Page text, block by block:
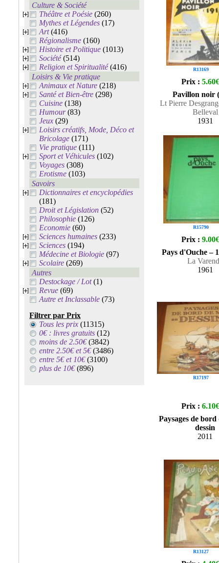
Culture & Société
Théâtre et Poésie (260)
Mythes et Légendes (17)
Art(416)
Régionalisme (160)
Histoire et Politique (1013)
Société(514)
Religion et Spiritualité(416)
Loisirs & Vie pratique
Animaux et Nature (218)
Santé et Bien-être (298)
Cuisine (138)
Humour(83)
Jeux (29)
Loisirs créatifs, Mode, Déco et
Bricolage (171)
Vie pratique (111)
Sport et Véhicules (102)
Voyages (308)
Erotisme (103)
Savoirs
Dictionnaires et encyclopédies
(181)
Droit et Législation (52)
Philosophie (126)
Economie (60)
Sciences humaines (233)
Sciences (194)
Médecine et Biologie (97)
Scolaire (269)
Autres
Destockage / Lot(1)
Revue (69)
Autre et Inclassable (73)
Filtrer par Prix
Tous les prix (11315)
0€ : livres gratuits (12)
moins de 2.50€(3842)
entre 2.50€ et 5€(3486)
entre 5€ et 10€(3100)
plus de 10€(896)
R13169
Prix : 5.60€
Pavillon noir
Lt Pierre
Belleval
1931
R15790
Prix : 9.00€
Pays d'Ouche –
La
1961
R17197
Prix : 6.10€
Paysages de
dessin
2011
R13127